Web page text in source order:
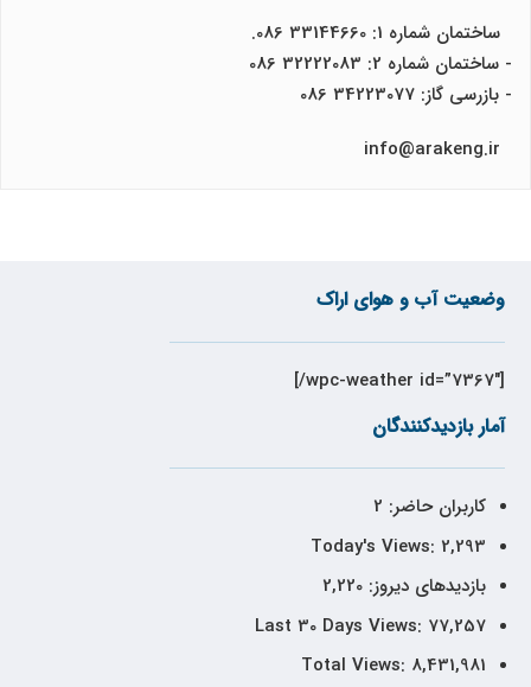
ساختمان شماره 1: 33144660 086.
- ساختمان شماره 2: 32222083 086
- بازرسی گاز: 34223077 086
وضعیت آب و هوای اراک
[wpc-weather id=”7367″/]
آمار بازدیدکنندگان
کاربران حاضر: 2
Today's Views: 2,293
بازدیدهای دیروز:2,220
Last 30 Days Views: 77,257
Total Views: 8,431,981